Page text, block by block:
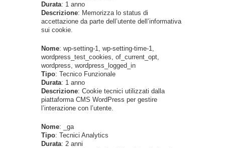
Durata: 1 anno
Descrizione: Memorizza lo status di
accettazione da parte dell’utente dell’informativa
sui cookie.
Nome: wp-setting-1, wp-setting-time-1,
wordpress_test_cookies, of_current_opt,
wordpress, wordpress_logged_in
Tipo: Tecnico Funzionale
Durata: 1 anno
Descrizione: Cookie tecnici utilizzati dalla
piattaforma CMS WordPress per gestire
l’interazione con l’utente.
Nome: _ga
Tipo: Tecnici Analytics
Durata: 2 anni